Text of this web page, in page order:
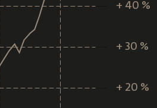
+ 40 %
+ 30 %
+ 20 %